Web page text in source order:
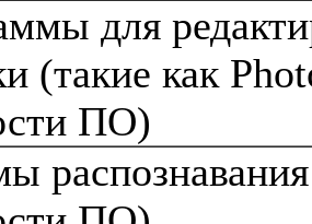
для
(такие как
ПО)